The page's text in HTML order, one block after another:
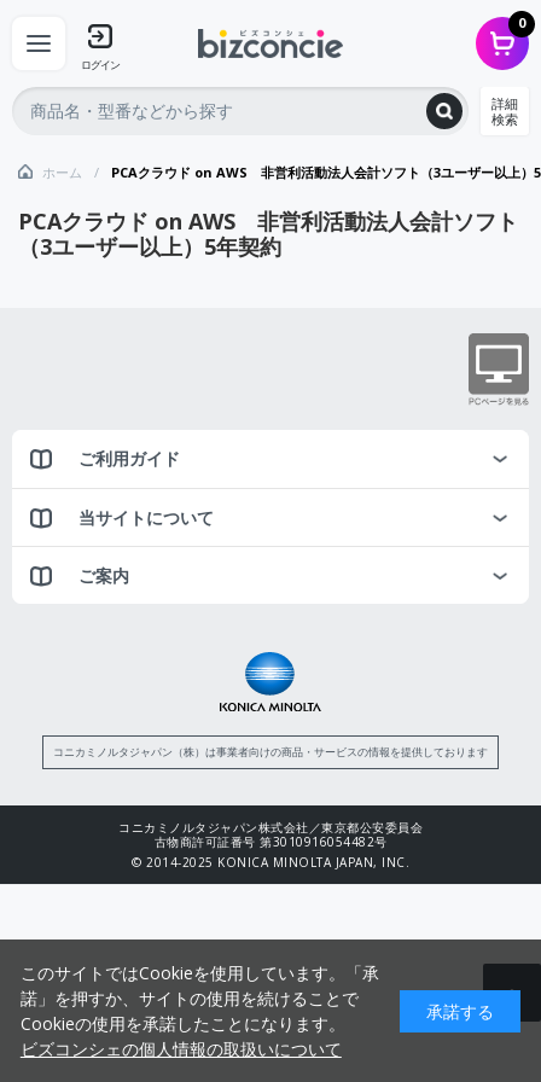
ログイン
0
詳細
検索
ホーム PCAクラウド on AWS 非営利活動法人会計ソフト（3ユーザー以上）
PCAクラウド on AWS 非営利活動法人会計ソフト
（3ユーザー以上）5年契約
ご利用ガイド
当サイトについて
ご案内
コニカミノルタジャパン（株）は事業者向けの商品・サービスの情報を提供しております
コニカミノルタジャパン株式会社／東京都公安委員会
古物商許可証番号 第3010916054482号
© 2014-2025 KONICA MINOLTA JAPAN, INC.
このサイトではCookieを使用しています。「承
諾」を押すか、サイトの使用を続けることで
Cookieの使用を承諾したことになります。
ビズコンシェの個人情報の取扱いについて
承諾する